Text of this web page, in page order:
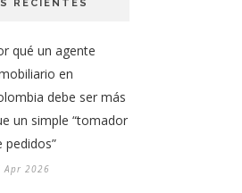
RECIENTES
qué un agente
en
debe ser más
un simple “tomador
pedidos”
Apr 2026